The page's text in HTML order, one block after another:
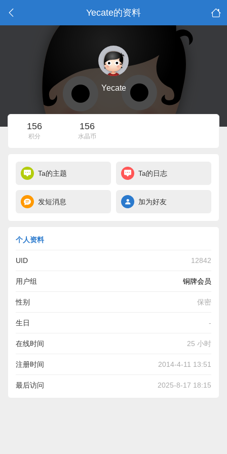
Yecate的资料
Yecate
156
积分
156
水晶币
Ta的主题 Ta的日志
发短消息 加为好友
个人资料
UID 12842
用户组 铜牌会员
性别 保密
生日 -
在线时间 25 小时
注册时间 2014-4-11 13:51
最后访问 2025-8-17 18:15